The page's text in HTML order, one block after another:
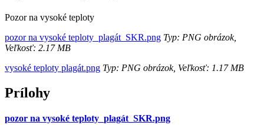
Pozor na vysoké teploty
pozor na vysoké teploty_plagát_SKR.png Typ: PNG obrázok,
Veľkosť: 2.17 MB
vysoké teploty plagát.png Typ: PNG obrázok, Veľkosť: 1.17 MB
Prílohy
pozor na vysoké teploty_plagát_SKR.png